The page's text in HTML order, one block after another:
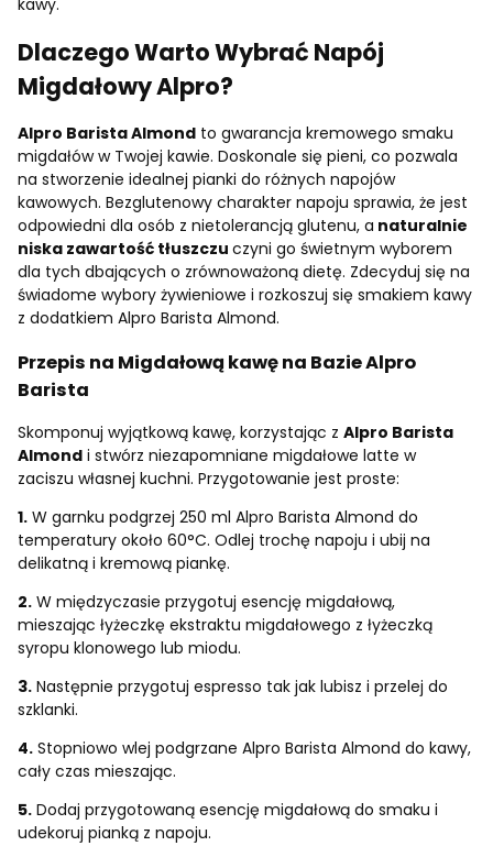
Dlaczego Warto Wybrać Napój
Migdałowy Alpro?
Alpro Barista Almond to gwarancja kremowego smaku
migdałów w Twojej kawie. Doskonale się pieni, co pozwala
na stworzenie idealnej pianki do różnych napojów
kawowych. Bezglutenowy charakter napoju sprawia, że jest
odpowiedni dla osób z nietolerancją glutenu, a naturalnie
niska zawartość tłuszczu czyni go świetnym wyborem
dla tych dbających o zrównoważoną dietę. Zdecyduj się na
świadome wybory żywieniowe i rozkoszuj się smakiem kawy
z dodatkiem Alpro Barista Almond.
Przepis na Migdałową kawę na Bazie Alpro
Barista
Skomponuj wyjątkową kawę, korzystając z Alpro Barista
Almond i stwórz niezapomniane migdałowe latte w
zaciszu własnej kuchni. Przygotowanie jest proste:
1. W garnku podgrzej 250 ml Alpro Barista Almond do
temperatury około 60°C. Odlej trochę napoju i ubij na
delikatną i kremową piankę.
2. W międzyczasie przygotuj esencję migdałową,
mieszając łyżeczkę ekstraktu migdałowego z łyżeczką
syropu klonowego lub miodu.
3. Następnie przygotuj espresso tak jak lubisz i przelej do
szklanki.
4. Stopniowo wlej podgrzane Alpro Barista Almond do kawy,
cały czas mieszając.
5. Dodaj przygotowaną esencję migdałową do smaku i
udekoruj pianką z napoju.